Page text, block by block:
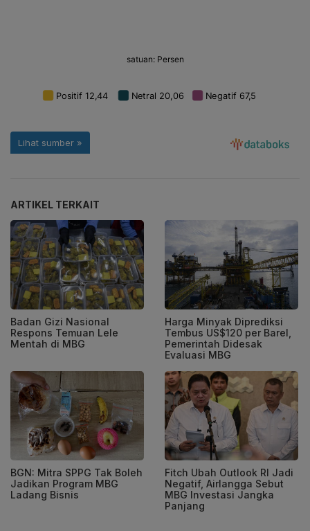
ARTIKEL TERKAIT
Badan Gizi Nasional
Respons Temuan Lele
Mentah di MBG
Harga Minyak Diprediksi
Tembus US$120 per Barel,
Pemerintah Didesak
Evaluasi MBG
BGN: Mitra SPPG Tak Boleh
Jadikan Program MBG
Ladang Bisnis
Fitch Ubah Outlook RI Jadi
Negatif, Airlangga Sebut
MBG Investasi Jangka
Panjang